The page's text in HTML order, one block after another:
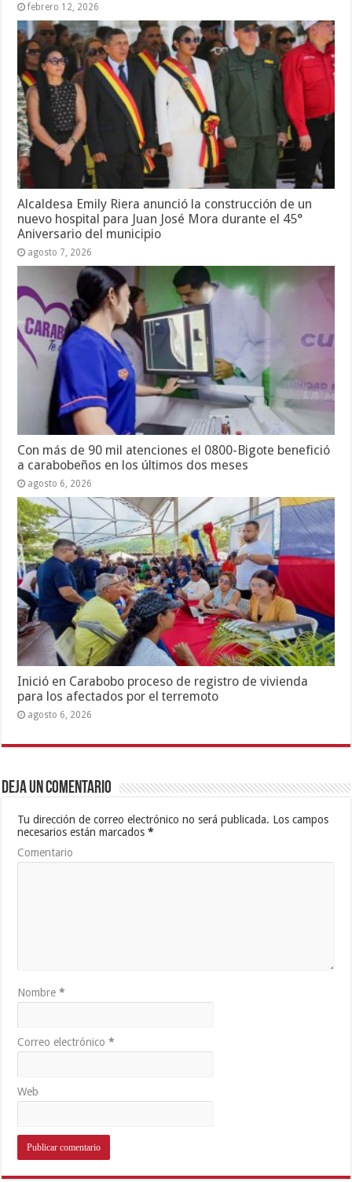
febrero 12, 2026
Alcaldesa Emily Riera anunció la construcción de un
nuevo hospital para Juan José Mora durante el 45°
Aniversario del municipio
agosto 7, 2026
Con más de 90 mil atenciones el 0800-Bigote benefició
a carabobeños en los últimos dos meses
agosto 6, 2026
Inició en Carabobo proceso de registro de vivienda
para los afectados por el terremoto
agosto 6, 2026
Deja un comentario
Tu dirección de correo electrónico no será publicada. Los campos
necesarios están marcados*
Comentario
Nombre*
Correo electrónico*
Web